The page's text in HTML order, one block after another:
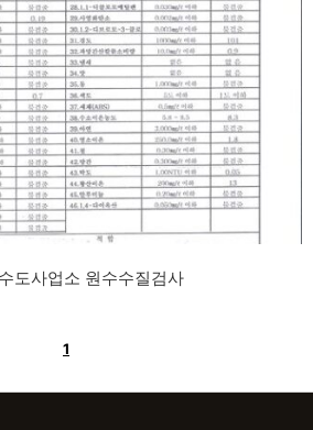
도사업소 원수수질검사
1